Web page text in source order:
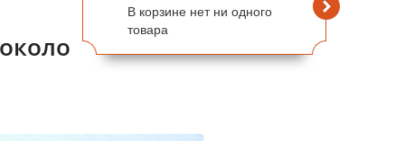
В корзине нет ни одного
товара